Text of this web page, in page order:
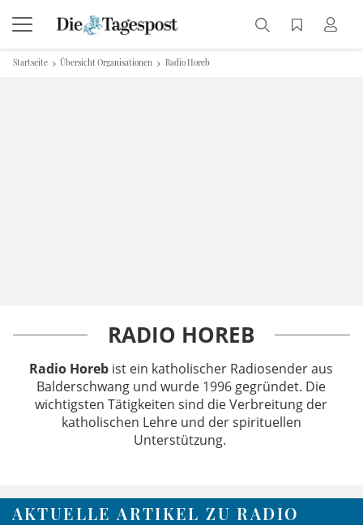
Startseite Übersicht Organisationen Radio Horeb
RADIO HOREB
Radio Horeb ist ein katholischer Radiosender aus
Balderschwang und wurde 1996 gegründet. Die
wichtigsten Tätigkeiten sind die Verbreitung der
katholischen Lehre und der spirituellen
Unterstützung.
AKTUELLE ARTIKEL ZU RADIO